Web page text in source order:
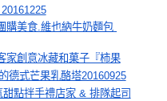
購美食.維也納牛奶麵包
家創意冰藏和菓子『柿果
德式芒果乳酪塔20160925
點拌手禮店家 & 排隊起司